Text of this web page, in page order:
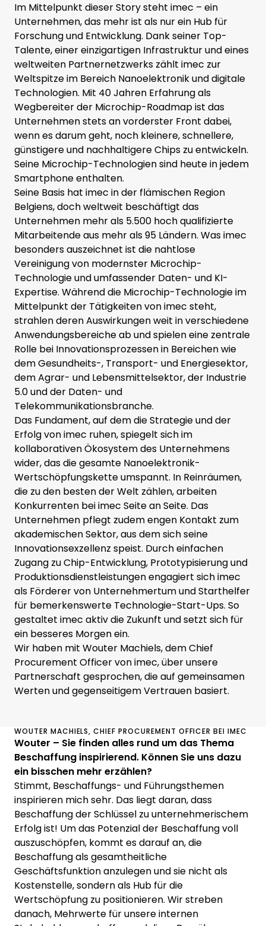
Im Mittelpunkt dieser Story steht imec – ein
Unternehmen, das mehr ist als nur ein Hub für
Forschung und Entwicklung. Dank seiner Top-
Talente, einer einzigartigen Infrastruktur und eines
weltweiten Partnernetzwerks zählt imec zur
Weltspitze im Bereich Nanoelektronik und digitale
Technologien. Mit 40 Jahren Erfahrung als
Wegbereiter der Microchip-Roadmap ist das
Unternehmen stets an vorderster Front dabei,
wenn es darum geht, noch kleinere, schnellere,
günstigere und nachhaltigere Chips zu entwickeln.
Seine Microchip-Technologien sind heute in jedem
Smartphone enthalten.
Seine Basis hat imec in der flämischen Region
Belgiens, doch weltweit beschäftigt das
Unternehmen mehr als 5.500 hoch qualifizierte
Mitarbeitende aus mehr als 95 Ländern. Was imec
besonders auszeichnet ist die nahtlose
Vereinigung von modernster Microchip-
Technologie und umfassender Daten- und KI-
Expertise. Während die Microchip-Technologie im
Mittelpunkt der Tätigkeiten von imec steht,
strahlen deren Auswirkungen weit in verschiedene
Anwendungsbereiche ab und spielen eine zentrale
Rolle bei Innovationsprozessen in Bereichen wie
dem Gesundheits-, Transport- und Energiesektor,
dem Agrar- und Lebensmittelsektor, der Industrie
5.0 und der Daten- und
Telekommunikationsbranche.
Das Fundament, auf dem die Strategie und der
Erfolg von imec ruhen, spiegelt sich im
kollaborativen Ökosystem des Unternehmens
wider, das die gesamte Nanoelektronik-
Wertschöpfungskette umspannt. In Reinräumen,
die zu den besten der Welt zählen, arbeiten
Konkurrenten bei imec Seite an Seite. Das
Unternehmen pflegt zudem engen Kontakt zum
akademischen Sektor, aus dem sich seine
Innovationsexzellenz speist. Durch einfachen
Zugang zu Chip-Entwicklung, Prototypisierung und
Produktionsdienstleistungen engagiert sich imec
als Förderer von Unternehmertum und Starthelfer
für bemerkenswerte Technologie-Start-Ups. So
gestaltet imec aktiv die Zukunft und setzt sich für
ein besseres Morgen ein.
Wir haben mit Wouter Machiels, dem Chief
Procurement Officer von imec, über unsere
Partnerschaft gesprochen, die auf gemeinsamen
Werten und gegenseitigem Vertrauen basiert.
WOUTER MACHIELS, CHIEF PROCUREMENT OFFICER BEI IMEC
Wouter – Sie finden alles rund um das Thema
Beschaffung inspirierend. Können Sie uns dazu
ein bisschen mehr erzählen?
Stimmt, Beschaffungs- und Führungsthemen
inspirieren mich sehr. Das liegt daran, dass
Beschaffung der Schlüssel zu unternehmerischem
Erfolg ist! Um das Potenzial der Beschaffung voll
auszuschöpfen, kommt es darauf an, die
Beschaffung als gesamtheitliche
Geschäftsfunktion anzulegen und sie nicht als
Kostenstelle, sondern als Hub für die
Wertschöpfung zu positionieren. Wir streben
danach, Mehrwerte für unsere internen